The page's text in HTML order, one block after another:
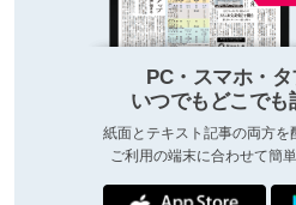
PC・スマホ・
いつでもどこでも
紙面とテキスト記事の両方を
ご利用の端末に合わせて簡